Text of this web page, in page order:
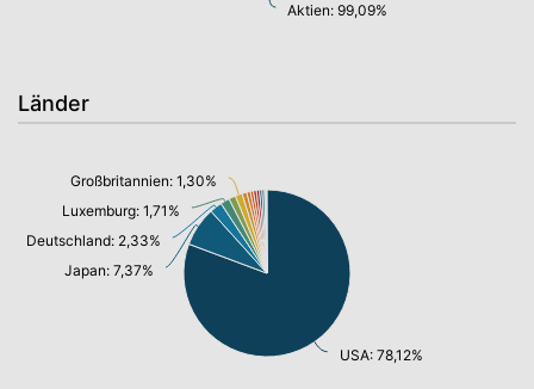
Aktien: 99,09%
Länder
USA: 78,12%
Japan: 7,37%
Deutschland: 2,33%
Luxemburg: 1,71%
Großbritannien: 1,30%